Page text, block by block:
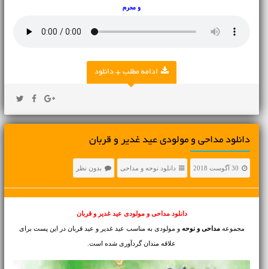
و محرم
ادامه مطلب + دانلود
دانلود مداحی و مولودی عید غدیر و قربان
30 آگوست 2018 دانلود نوحه و مداحی بدون نظر
دانلود مداحی و مولودی عید غدیر و قربان
مجموعهمداحی و نوحه و مولودی به مناسب عید غدیر و عید قربان در این پست برای
علاقه مندان گردآوری شده است.